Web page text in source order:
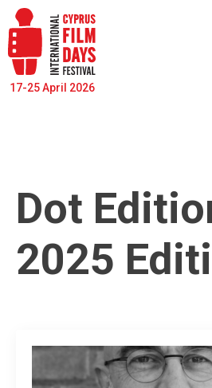
17-25 April 2026
Dot
2025